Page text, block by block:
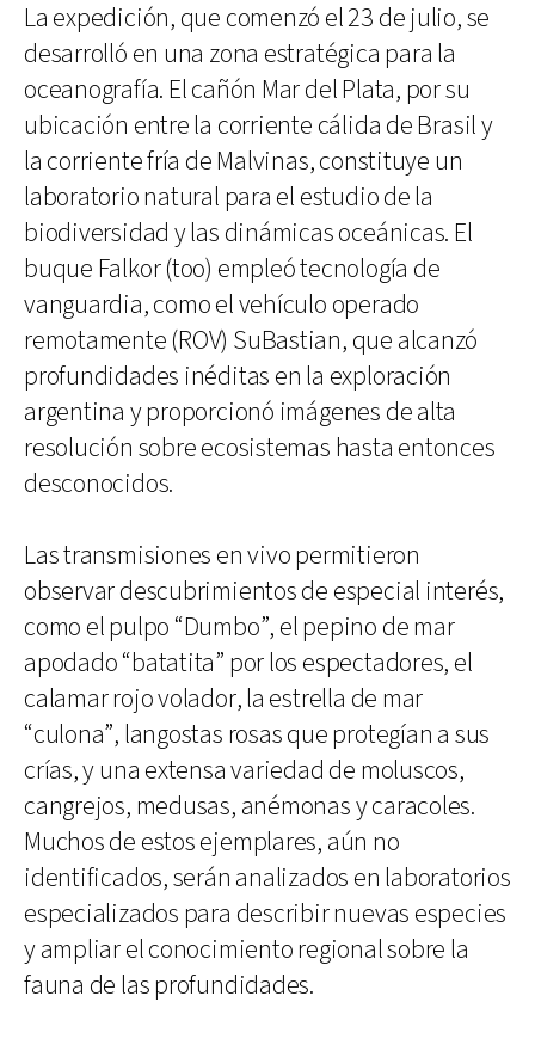
La expedición, que comenzó el 23 de julio, se
desarrolló en una zona estratégica para la
oceanografía. El cañón Mar del Plata, por su
ubicación entre la corriente cálida de Brasil y
la corriente fría de Malvinas, constituye un
laboratorio natural para el estudio de la
biodiversidad y las dinámicas oceánicas. El
buque Falkor (too) empleó tecnología de
vanguardia, como el vehículo operado
remotamente (ROV) SuBastian, que alcanzó
profundidades inéditas en la exploración
argentina y proporcionó imágenes de alta
resolución sobre ecosistemas hasta entonces
desconocidos.
Las transmisiones en vivo permitieron
observar descubrimientos de especial interés,
como el pulpo “Dumbo”, el pepino de mar
apodado “batatita” por los espectadores, el
calamar rojo volador, la estrella de mar
“culona”, langostas rosas que protegían a sus
crías, y una extensa variedad de moluscos,
cangrejos, medusas, anémonas y caracoles.
Muchos de estos ejemplares, aún no
identificados, serán analizados en laboratorios
especializados para describir nuevas especies
y ampliar el conocimiento regional sobre la
fauna de las profundidades.